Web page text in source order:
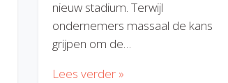
nieuw stadium. Terwijl
ondernemers massaal de kans
grijpen om de…
Lees verder »